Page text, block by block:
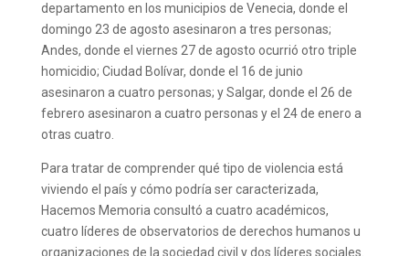
departamento en los municipios de Venecia, donde el
domingo 23 de agosto asesinaron a tres personas;
Andes, donde el viernes 27 de agosto ocurrió otro triple
homicidio; Ciudad Bolívar, donde el 16 de junio
asesinaron a cuatro personas; y Salgar, donde el 26 de
febrero asesinaron a cuatro personas y el 24 de enero a
otras cuatro.
Para tratar de comprender qué tipo de violencia está
viviendo el país y cómo podría ser caracterizada,
Hacemos Memoria consultó a cuatro académicos,
cuatro líderes de observatorios de derechos humanos u
organizaciones de la sociedad civil y dos líderes sociales.